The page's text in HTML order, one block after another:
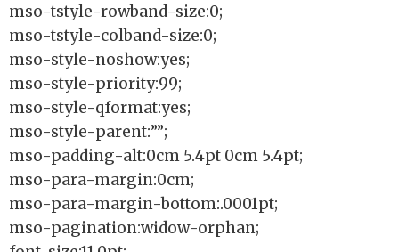
mso-tstyle-rowband-size:0;
mso-tstyle-colband-size:0;
mso-style-noshow:yes;
mso-style-priority:99;
mso-style-qformat:yes;
mso-style-parent:””;
mso-padding-alt:0cm 5.4pt 0cm 5.4pt;
mso-para-margin:0cm;
mso-para-margin-bottom:.0001pt;
mso-pagination:widow-orphan;